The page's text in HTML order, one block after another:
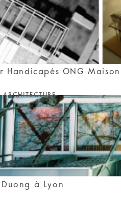
Handicapés ONG
à Lyon
ARCHITECTURE